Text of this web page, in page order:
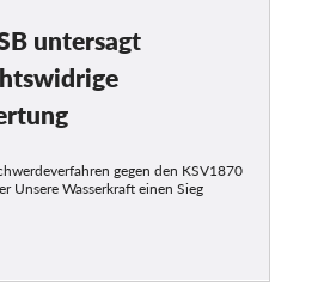
untersagt
gegen den KSV1870
Unsere Wasserkraft einen Sieg